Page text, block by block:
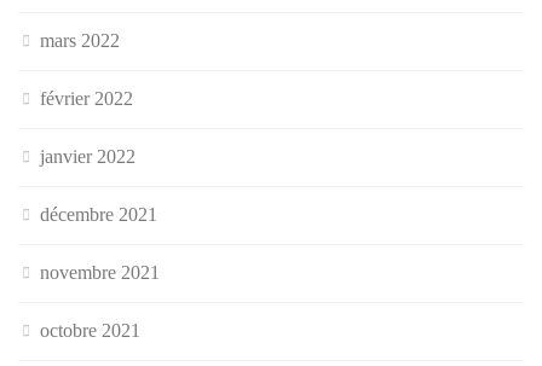
mars 2022
février 2022
janvier 2022
décembre 2021
novembre 2021
octobre 2021